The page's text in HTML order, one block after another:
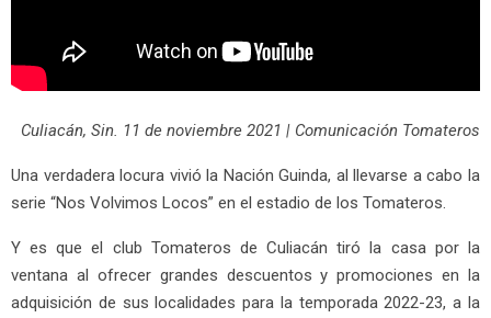
Culiacán, Sin. 11 de noviembre 2021 | Comunicación Tomateros
Una verdadera locura vivió la Nación Guinda, al llevarse a cabo la
serie “Nos Volvimos Locos” en el estadio de los Tomateros.
Y es que el club Tomateros de Culiacán tiró la casa por la
ventana al ofrecer grandes descuentos y promociones en la
adquisición de sus localidades para la temporada 2022-23, a la